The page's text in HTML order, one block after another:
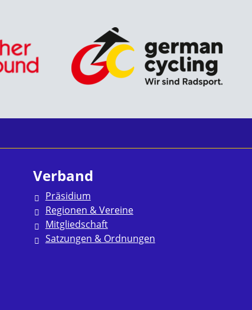
Verband
Präsidium
Regionen & Vereine
Mitgliedschaft
Satzungen & Ordnungen